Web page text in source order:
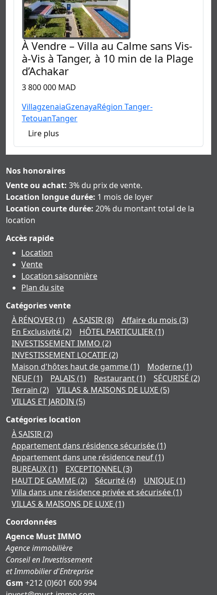
À Vendre – Villa au Calme sans Vis-
à-Vis à Tanger, à 10 min de la Plage
d’Achakar
3 800 000 MAD
VillagzenaiaGzenayaRégion Tanger-
TetouanTanger
Lire plus
Nos honoraires
Vente ou achat: 3% du prix de vente.
Location longue durée: 1 mois de loyer
Location courte durée: 20% du montant total de la
location
Accès rapide
Location
Vente
Location saisonnière
Plan du site
Catégories vente
À RÉNOVER(1) A SAISIR(8) Affaire du mois (3)
En Exclusivité(2) HÔTEL PARTICULIER(1)
INVESTISSEMENT IMMO (2)
INVESTISSEMENT LOCATIF(2)
Maison d'hôtes haut de gamme(1) Moderne(1)
NEUF(1) PALAIS (1) Restaurant(1) SÉCURISÉ (2)
Terrain (2) VILLAS & MAISONS DE LUXE (5)
VILLAS ET JARDIN (5)
Catégories location
À SAISIR(2)
Appartement dans résidence sécurisée(1)
Appartement dans une résidence neuf(1)
BUREAUX(1) EXCEPTIONNEL(3)
HAUT DE GAMME (2) Sécurité(4) UNIQUE (1)
Villa dans une résidence privée et sécurisée(1)
VILLAS & MAISONS DE LUXE (1)
Coordonnées
Agence Must IMMO
Agence immobilière
Conseil en Investissement
et Immobilier d'Entreprise
Gsm +212 (0)601 600 994